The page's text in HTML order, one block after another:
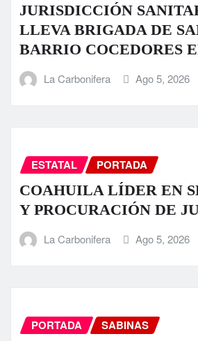
JURISDICCIÓN
LLEVA BRIGADA DE
BARRIO COCEDORES
La Carbonifera Ago 5, 2026
ESTATAL PORTADA
COAHUILA LÍDER EN
Y PROCURACIÓN DE
La Carbonifera Ago 5, 2026
PORTADA SABINAS